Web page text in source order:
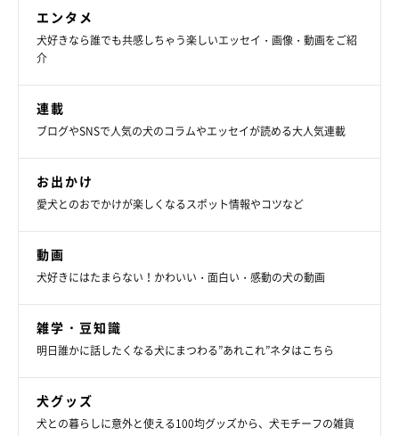
エンタメ
犬好きなら誰でも共感しちゃう楽しいエッセイ・画像・動画をご紹
介
連載
ブログやSNSで人気の犬のコラムやエッセイが読める大人気連載
お出かけ
愛犬とのおでかけが楽しくなるスポット情報やコツなど
動画
犬好きにはたまらない！かわいい・面白い・感動の犬の動画
雑学・豆知識
明日誰かに話したくなる犬にまつわる”あれこれ”ネタはこちら
犬グッズ
犬との暮らしに意外と使える100均グッズから、犬モチーフの雑貨